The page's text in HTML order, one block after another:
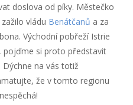
doslova od píky. Městečko
vládu Benátčanů a za
Východní pobřeží Istrie
pojďme si proto představit
na vás totiž
že v tomto regionu